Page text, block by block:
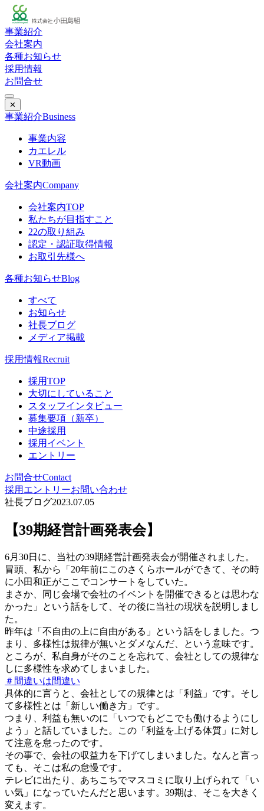
事業紹介
会社案内
各種お知らせ
採用情報
お問合せ
✕
事業紹介Business
事業内容
カエレル
VR動画
会社案内Company
会社案内TOP
私たちが目指すこと
22の取り組み
認定・認証取得情報
お取引先様へ
各種お知らせBlog
すべて
お知らせ
社長ブログ
メディア掲載
採用情報Recruit
採用TOP
大切にしていること
スタッフインタビュー
募集要項（新卒）
中途採用
採用イベント
エントリー
お問合せContact
採用エントリーお問い合わせ
社長ブログ2023.07.05
【39期経営計画発表会】
6月30日に、当社の39期経営計画発表会が開催されました。
冒頭、私から「20年前にこのさくらホールができて、その時
に小田和正がここでコンサートをしていた。
まさか、同じ会場で会社のイベントを開催できるとは思わな
かった」という話をして、その後に当社の現状を説明しまし
た。
昨年は「不自由の上に自由がある」という話をしました。つ
まり、多様性は規律が無いとダメなんだ、という意味です。
ところが、私自身がそのことを忘れて、会社としての規律な
しに多様性を求めてしまいました。
＃間違いは間違い
具体的に言うと、会社としての規律とは「利益」です。そし
て多様性とは「新しい働き方」です。
つまり、利益も無いのに「いつでもどこでも働けるようにし
よう」と話していました。この「利益を上げる体質」に対し
て注意を怠ったのです。
その事で、会社の収益力を下げてしまいました。なんと言っ
ても、そこは私の怠慢です。
テレビに出たり、あちこちでマスコミに取り上げられて「い
い気」になっていたんだと思います。39期は、そこを大きく
変えます。